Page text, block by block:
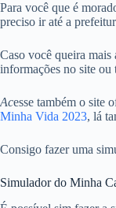
Para você que é
preciso ir até a
Caso você queira mais
informações no site ou
Acesse também o site
Minha Vida 2023, lá
Consigo fazer uma
Simulador do Minha